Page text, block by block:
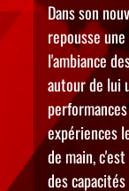
Dans son
repousse
l'ambiance
autour de lui
expériences
de main,
des